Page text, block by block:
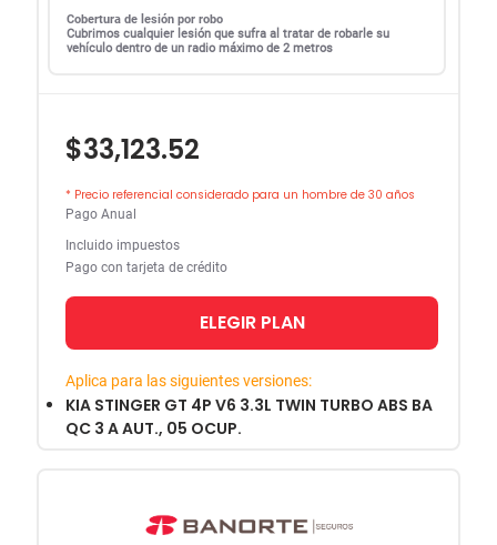
Cobertura de lesión por robo
Cubrimos cualquier lesión que sufra al tratar de robarle su
vehículo dentro de un radio máximo de 2 metros
$33,123.52
* Precio referencial considerado para un hombre de 30 años
Pago Anual
Incluido impuestos
Pago con tarjeta de crédito
ELEGIR PLAN
Aplica para las siguientes versiones:
KIA STINGER GT 4P V6 3.3L TWIN TURBO ABS BA
QC 3 A AUT., 05 OCUP.